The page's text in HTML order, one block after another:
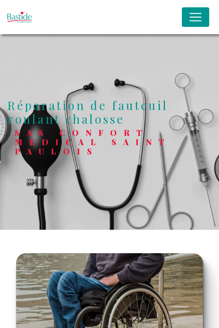
réparation de fauteuil
roulant chalosse
SAS CONFORT
MEDICAL SAINT
PAULOIS